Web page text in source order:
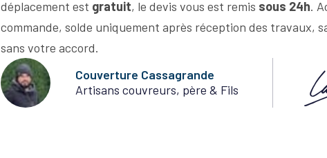
déplacement est gratuit, le devis vous est remis sous 24h.
commande, solde uniquement après réception des travaux,
sans votre accord.
Couverture Cassagrande
Artisans couvreurs, père & Fils